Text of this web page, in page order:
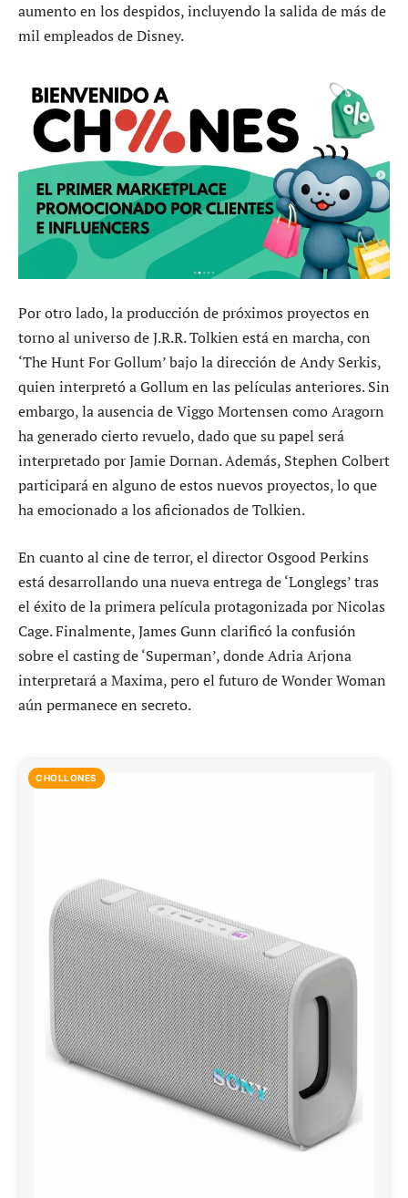
aumento en los despidos, incluyendo la salida de más de
mil empleados de Disney.
Por otro lado, la producción de próximos proyectos en
torno al universo de J.R.R. Tolkien está en marcha, con
‘The Hunt For Gollum’ bajo la dirección de Andy Serkis,
quien interpretó a Gollum en las películas anteriores. Sin
embargo, la ausencia de Viggo Mortensen como Aragorn
ha generado cierto revuelo, dado que su papel será
interpretado por Jamie Dornan. Además, Stephen Colbert
participará en alguno de estos nuevos proyectos, lo que
ha emocionado a los aficionados de Tolkien.
En cuanto al cine de terror, el director Osgood Perkins
está desarrollando una nueva entrega de ‘Longlegs’ tras
el éxito de la primera película protagonizada por Nicolas
Cage. Finalmente, James Gunn clarificó la confusión
sobre el casting de ‘Superman’, donde Adria Arjona
interpretará a Maxima, pero el futuro de Wonder Woman
aún permanece en secreto.
CHOLLONES